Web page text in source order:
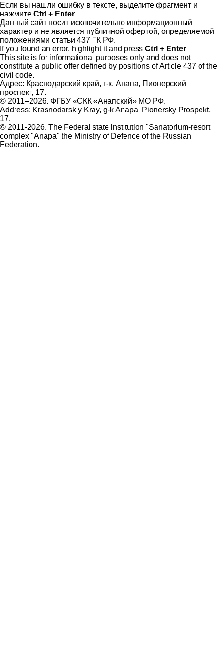
Если вы нашли ошибку в тексте, выделите фрагмент и
нажмите Ctrl + Enter
Данный сайт носит исключительно информационный
характер и не является публичной офертой, определяемой
положениями статьи 437 ГК РФ.
If you found an error, highlight it and press Ctrl + Enter
This site is for informational purposes only and does not
constitute a public offer defined by positions of Article 437 of the
civil code.
Адрес: Краснодарский край, г-к. Анапа, Пионерский
проспект, 17.
© 2011–2026. ФГБУ «СКК «Анапский» МО РФ.
Address: Krasnodarskiy Kray, g-k Anapa, Pionersky Prospekt,
17.
© 2011-2026. The Federal state institution "Sanatorium-resort
complex "Anapa" the Ministry of Defence of the Russian
Federation.